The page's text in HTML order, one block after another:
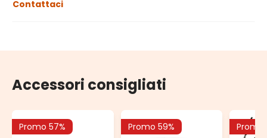
Contattaci
Accessori consigliati
Promo 57% Promo 59% Promo